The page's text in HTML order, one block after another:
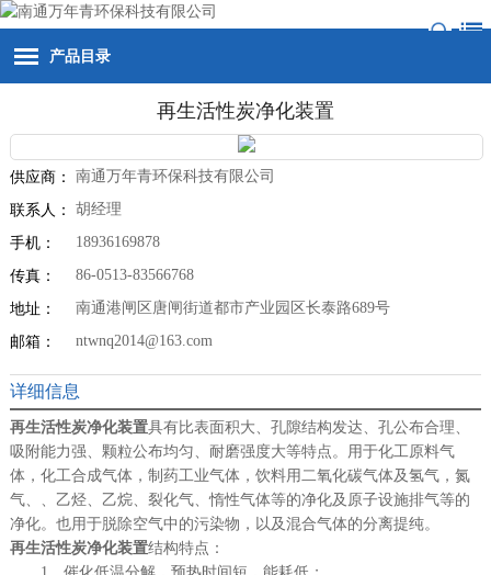
产品目录
再生活性炭净化装置
供应商： 南通万年青环保科技有限公司
联系人： 胡经理
手机： 18936169878
传真： 86-0513-83566768
地址： 南通港闸区唐闸街道都市产业园区长泰路689号
邮箱： ntwnq2014@163.com
详细信息
再生活性炭净化装置具有比表面积大、孔隙结构发达、孔公布合理、
吸附能力强、颗粒公布均匀、耐磨强度大等特点。用于化工原料气
体，化工合成气体，制药工业气体，饮料用二氧化碳气体及氢气，氮
气、、乙烃、乙烷、裂化气、惰性气体等的净化及原子设施排气等的
净化。也用于脱除空气中的污染物，以及混合气体的分离提纯。
再生活性炭净化装置结构特点：